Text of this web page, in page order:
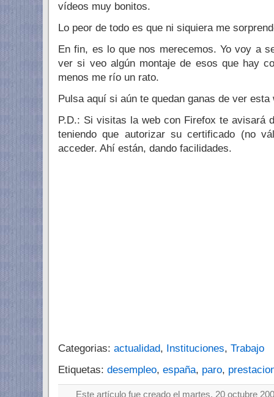
vídeos muy bonitos.
Lo peor de todo es que ni siquiera me
En fin, es lo que nos merecemos. Yo voy a
ver si veo algún montaje de esos que hay
menos me río un rato.
Pulsa aquí si aún te quedan ganas de ver
P.D.: Si visitas la web con Firefox te avisará
teniendo que autorizar su certificado (no
acceder. Ahí están, dando facilidades.
Categorias: actualidad, Instituciones, Trabajo
Etiquetas: desempleo, españa, paro,
Este artículo fue creado el martes, 20 octubre